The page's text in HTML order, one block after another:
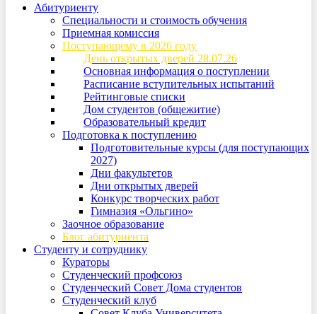
Абитуриенту
Специальности и стоимость обучения
Приемная комиссия
Поступающему в 2026 году
День открытых дверей 28.07.26
Основная информация о поступлении
Расписание вступительных испытаний
Рейтинговые списки
Дом студентов (общежитие)
Образовательный кредит
Подготовка к поступлению
Подготовительные курсы (для поступающих
2027)
Дни факультетов
Дни открытых дверей
Конкурс творческих работ
Гимназия «Ольгино»
Заочное образование
Блог абитуриента
Студенту и сотруднику
Кураторы
Студенческий профсоюз
Студенческий Совет Дома студентов
Студенческий клуб